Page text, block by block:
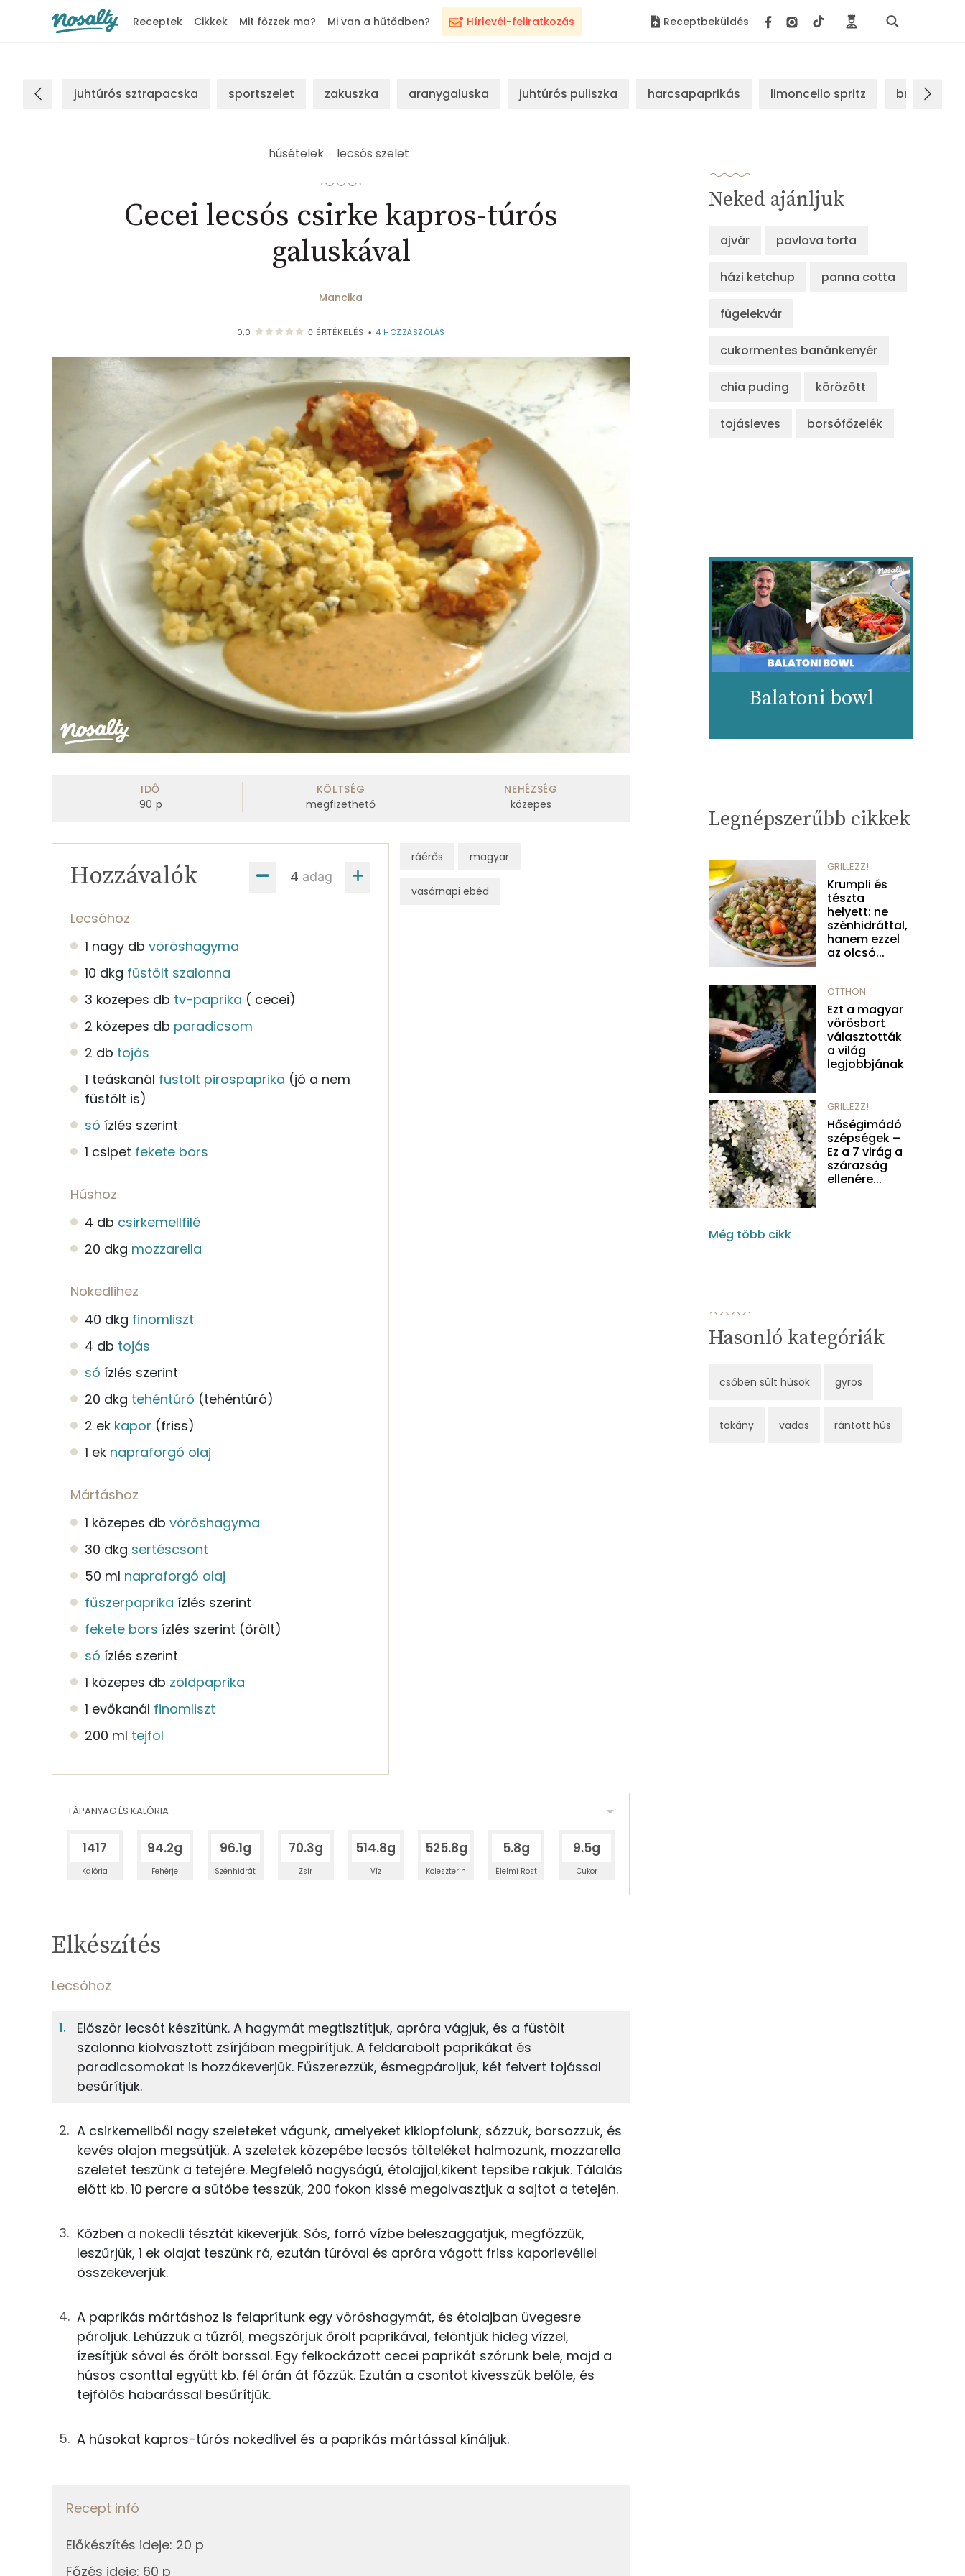
Hírlevél-feliratkozás
Receptek Cikkek Mit főzzek ma? Mi van a hűtődben? Receptbeküldés
juhtúrós sztrapacska sportszelet zakuszka aranygaluska juhtúrós puliszka harcsapaprikás limoncello spritz brassói
húsételek lecsós szelet
Cecei lecsós csirke kapros-túrós
galuskával
Mancika
0,0 0 ÉRTÉKELÉS • 4 HOZZÁSZÓLÁS
IDŐ
90 p
KÖLTSÉG
megfizethető
NEHÉZSÉG
közepes
adag
Hozzávalók
Lecsóhoz
1 nagy db vöröshagyma
10 dkg füstölt szalonna
3 közepes db tv-paprika ( cecei)
2 közepes db paradicsom
2 db tojás
1 teáskanál füstölt pirospaprika (jó a nem
füstölt is)
só ízlés szerint
1 csipet fekete bors
Húshoz
4 db csirkemellfilé
20 dkg mozzarella
Nokedlihez
40 dkg finomliszt
4 db tojás
só ízlés szerint
20 dkg tehéntúró (tehéntúró)
2 ek kapor (friss)
1 ek napraforgó olaj
Mártáshoz
1 közepes db vöröshagyma
30 dkg sertéscsont
50 ml napraforgó olaj
fűszerpaprika ízlés szerint
fekete bors ízlés szerint (őrölt)
só ízlés szerint
1 közepes db zöldpaprika
1 evőkanál finomliszt
200 ml tejföl
ráérős magyar
vasárnapi ebéd
TÁPANYAG ÉS KALÓRIA
1417
Kalória
94.2g
Fehérje
96.1g
Szénhidrát
70.3g
Zsír
514.8g
Víz
525.8g
Koleszterin
5.8g
Élelmi Rost
9.5g
Cukor
43gvöröshagyma
25gfüstölt szalonna
164 kcal
50g
paradicsom
28gtojás
35 kcal
0gsó
0 kcal
0g fekete bors
Húshoz
225gcsirkemellfilé
270 kcal
50g mozzarella 150 kcal
Nokedlihez
TÁPANYAGTARTALOM
Fehérje
Szénhidrát
Zsír
Víz
TOP ásványi anyagok
Nátrium
Kálcium
Magnézium
TOP vitaminok
C vitamin:
Riboflavin - B2 vitamin:
Niacin - B3 vitamin:
Tiamin - B1 vitamin:
Összesen 94.2 g
Zsír
Telített zsírsav
Többszörösen telítetlen zsírsav
Koleszterin
Elkészítés
Lecsóhoz
Először lecsót készítünk. A hagymát megtisztítjuk, apróra vágjuk, és a füstölt
szalonna kiolvasztott zsírjában megpirítjuk. A feldarabolt paprikákat és
paradicsomokat is hozzákeverjük. Fűszerezzük, ésmegpároljuk, két felvert tojással
besűrítjük.
A csirkemellből nagy szeleteket vágunk, amelyeket kiklopfolunk, sózzuk, borsozzuk, és
kevés olajon megsütjük. A szeletek közepébe lecsós tölteléket halmozunk, mozzarella
szeletet teszünk a tetejére. Megfelelő nagyságú, étolajjal,kikent tepsibe rakjuk. Tálalás
előtt kb. 10 percre a sütőbe tesszük, 200 fokon kissé megolvasztjuk a sajtot a tetején.
Közben a nokedli tésztát kikeverjük. Sós, forró vízbe beleszaggatjuk, megfőzzük,
leszűrjük, 1 ek olajat teszünk rá, ezután túróval és apróra vágott friss kaporlevéllel
összekeverjük.
A paprikás mártáshoz is felaprítunk egy vöröshagymát, és étolajban üvegesre
pároljuk. Lehúzzuk a tűzről, megszórjuk őrölt paprikával, felöntjük hideg vízzel,
ízesítjük sóval és őrölt borssal. Egy felkockázott cecei paprikát szórunk bele, majd a
húsos csonttal együtt kb. fél órán át főzzük. Ezután a csontot kivesszük belőle, és
tejfölös habarással besűrítjük.
A húsokat kapros-túrós nokedlivel és a paprikás mártással kínáljuk.
Recept infó
Előkészítés ideje: 20 p
Főzés ideje: 60 p
Neked ajánljuk
ajvár pavlova torta
házi ketchup panna cotta
fügelekvár
cukormentes banánkenyér
chia puding körözött
tojásleves borsófőzelék
Balatoni bowl
Legnépszerűbb cikkek
GRILLEZZ!
Krumpli és
tészta
helyett: ne
szénhidráttal,
hanem ezzel
az olcsó...
OTTHON
Ezt a magyar
vörösbort
választották
a világ
legjobbjának
GRILLEZZ!
Hőségimádó
szépségek –
Ez a 7 virág a
szárazság
ellenére...
Még több cikk
Hasonló kategóriák
csőben sült húsok gyros
tokány vadas rántott hús